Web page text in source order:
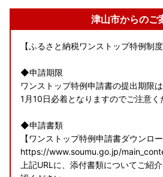
津山市からのご
【ふるさと納税ワンストップ特例制
◆申請期限
ワンストップ特例申請書の提出期限
1月10日必着となりますのでご注意く
◆申請書類
【ワンストップ特例申請書ダウンロー
https://www.soumu.go.jp/
上記URLに、添付書類についてご紹